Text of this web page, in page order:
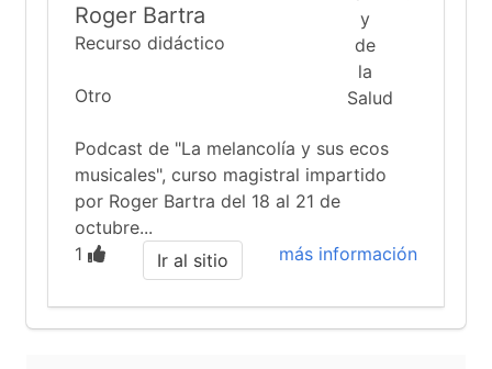
Roger Bartra
Recurso didáctico
Otro
Podcast de "La melancolía y sus ecos
musicales", curso magistral impartido
por Roger Bartra del 18 al 21 de
octubre...
1
más información
Ir al sitio